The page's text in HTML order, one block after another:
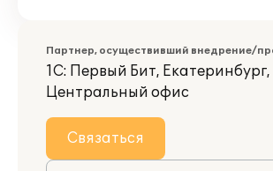
Партнер, осуществивший внедрение/
1С: Первый Бит, Екатеринбург,
Центральный офис
Связаться